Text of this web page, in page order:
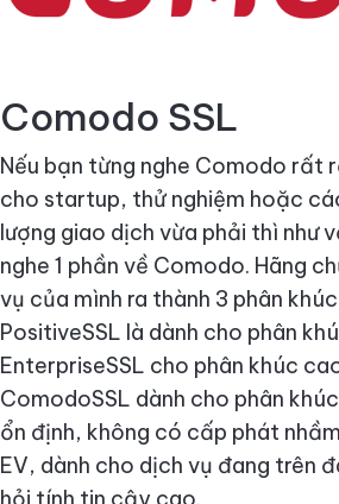
Comodo SSL
Nếu bạn từng nghe Comodo rất
cho startup, thử nghiệm hoặc
lượng giao dịch vừa phải thì như
nghe 1 phần về Comodo. Hãng
vụ của mình ra thành 3 phân
PositiveSSL là dành cho phân
EnterpriseSSL cho phân khúc
ComodoSSL dành cho phân
ổn định, không có cấp phát
EV, dành cho dịch vụ đang trên